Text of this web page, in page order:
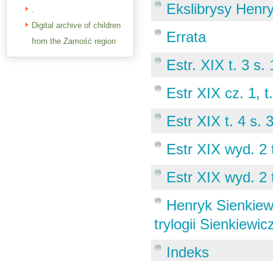
.
Digital archive of children
from the Zamość region
Ekslibrysy
Errata
Estr. XIX t. 3 s.
Estr XIX cz. 1,
Estr XIX t. 4 s.
Estr XIX wyd. 2
Estr XIX wyd. 2
Henryk
trylogii
Indeks